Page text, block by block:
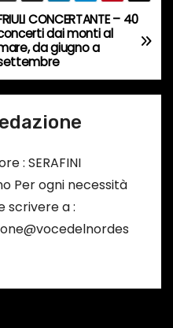
CONCERTANTE – 40
dai monti al
da giugno a
: SERAFINI
Per ogni necessità
scrivere a :